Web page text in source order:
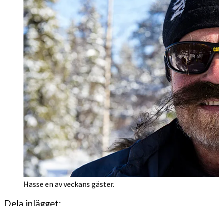
Hasse en av veckans gäster.
Dela inlägget: